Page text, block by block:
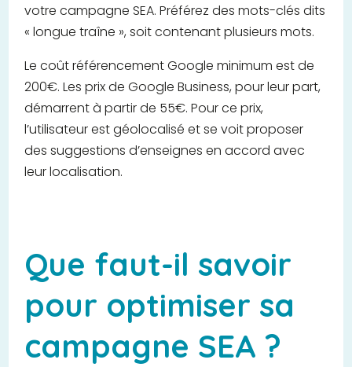
votre campagne SEA. Préférez des mots-clés dits
« longue traîne », soit contenant plusieurs mots.
Le coût référencement Google minimum est de
200€. Les prix de Google Business, pour leur part,
démarrent à partir de 55€. Pour ce prix,
l’utilisateur est géolocalisé et se voit proposer
des suggestions d’enseignes en accord avec
leur localisation.
Que faut-il savoir
pour optimiser sa
campagne SEA ?